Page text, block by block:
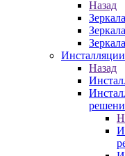
Назад
Зеркала
Инсталляции
Назад